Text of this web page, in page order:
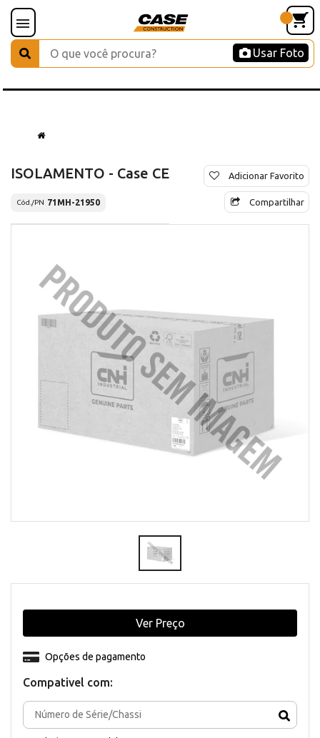
Usar Foto
ISOLAMENTO - Case CE
Cód./PN 71MH-21950
Adicionar Favorito
Compartilhar
Compativel com:
Opções de pagamento
Ver Preço